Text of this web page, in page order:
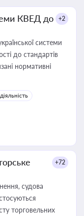
КВЕД до
+2
системи
до стандартів
нормативні
+72
судова
торговельних